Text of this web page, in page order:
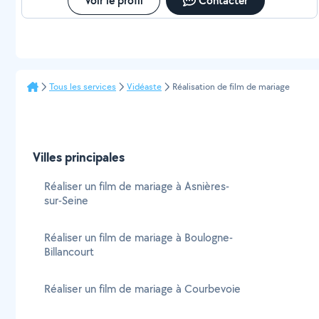
Tous les services Vidéaste Réalisation de film de mariage
Villes principales
Réaliser un film de mariage à Asnières-
sur-Seine
Réaliser un film de mariage à Boulogne-
Billancourt
Réaliser un film de mariage à Courbevoie